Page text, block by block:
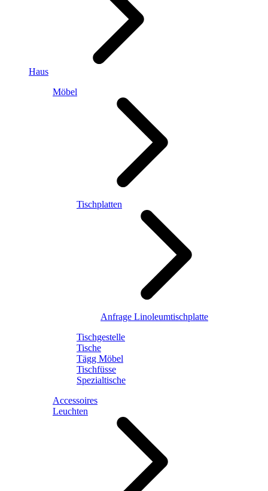
Haus
Möbel
Tischplatten
Anfrage Linoleumtischplatte
Tischgestelle
Tische
Tägg Möbel
Tischfüsse
Spezialtische
Accessoires
Leuchten